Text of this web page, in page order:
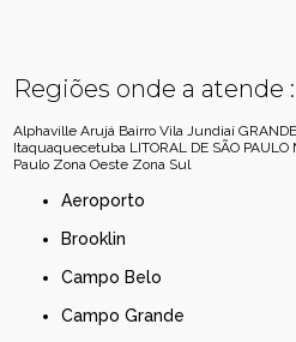
Regiões onde a atende :
Alphaville Arujá Bairro Vila Jundiaí
Itaquaquecetuba LITORAL DE SÃO PAULO
Paulo Zona Oeste Zona Sul
Aeroporto
Brooklin
Campo Belo
Campo Grande